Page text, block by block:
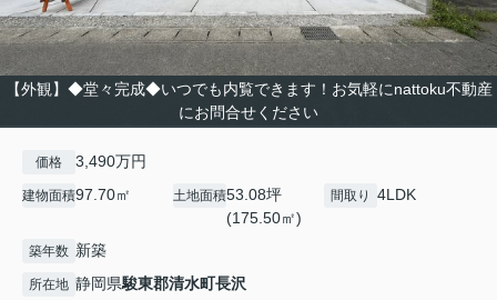
【外観】◆堂々完成◆いつでも内覧できます！お気軽にnattoku不動産
にお問合せください
価格 3,490万円
建物面積97.70㎡ 土地面積53.08坪
(175.50㎡)
間取り 4LDK
築年数 新築
所在地 静岡県駿東郡清水町長沢